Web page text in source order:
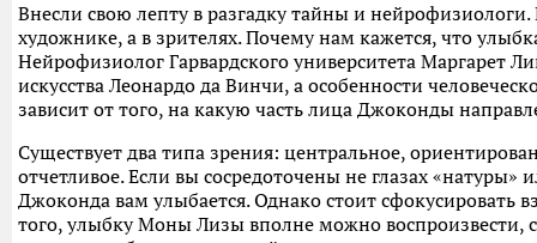
Внесли свою лепту в разгадку тайны и
художнике, а в зрителях. Почему нам кажется, что
Нейрофизиолог Гарвардского университета Маргарет
искусства Леонардо да Винчи, а особенности
зависит от того, на какую часть лица Джоконды
Существует два типа зрения: центральное,
отчетливое. Если вы сосредоточены не глазах «натуры»
Джоконда вам улыбается. Однако стоит сфокусировать
того, улыбку Моны Лизы вполне можно воспроизвести,